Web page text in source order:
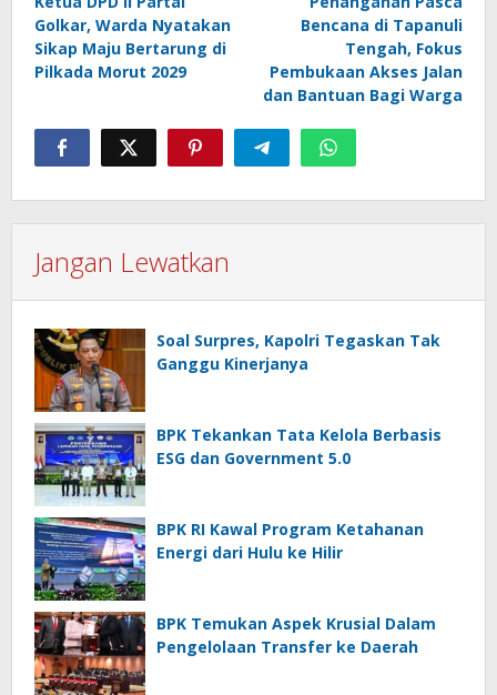
Golkar, Warda Nyatakan
Sikap Maju Bertarung di
Pilkada Morut 2029
Bencana di Tapanuli
Tengah, Fokus
Pembukaan Akses Jalan
dan Bantuan Bagi Warga
Jangan Lewatkan
Soal Surpres, Kapolri Tegaskan Tak
Ganggu Kinerjanya
BPK Tekankan Tata Kelola Berbasis
ESG dan Government 5.0
BPK RI Kawal Program Ketahanan
Energi dari Hulu ke Hilir
BPK Temukan Aspek Krusial Dalam
Pengelolaan Transfer ke Daerah